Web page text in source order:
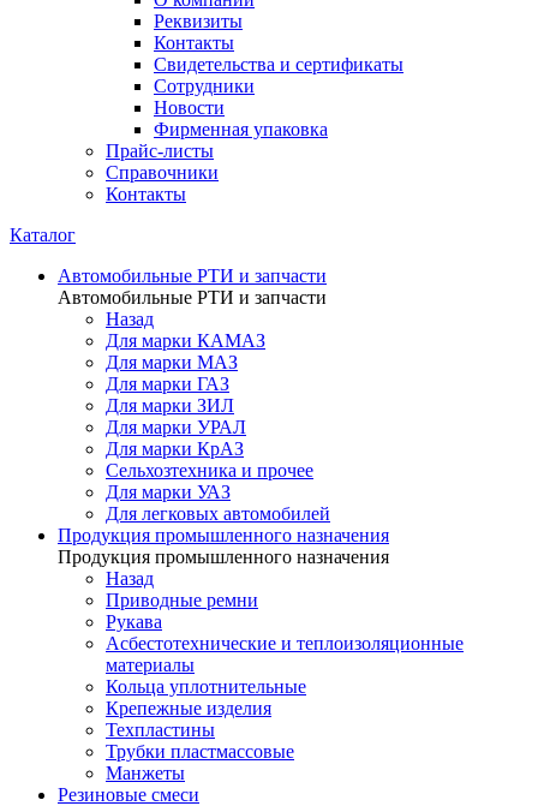
Реквизиты
Контакты
Свидетельства и сертификаты
Сотрудники
Новости
Фирменная упаковка
Прайс-листы
Справочники
Контакты
Каталог
Автомобильные РТИ и запчасти
Автомобильные РТИ и запчасти
Назад
Для марки КАМАЗ
Для марки МАЗ
Для марки ГАЗ
Для марки ЗИЛ
Для марки УРАЛ
Для марки КрАЗ
Сельхозтехника и прочее
Для марки УАЗ
Для легковых автомобилей
Продукция промышленного назначения
Продукция промышленного назначения
Назад
Приводные ремни
Рукава
Асбестотехнические и теплоизоляционные
материалы
Кольца уплотнительные
Крепежные изделия
Техпластины
Трубки пластмассовые
Манжеты
Резиновые смеси